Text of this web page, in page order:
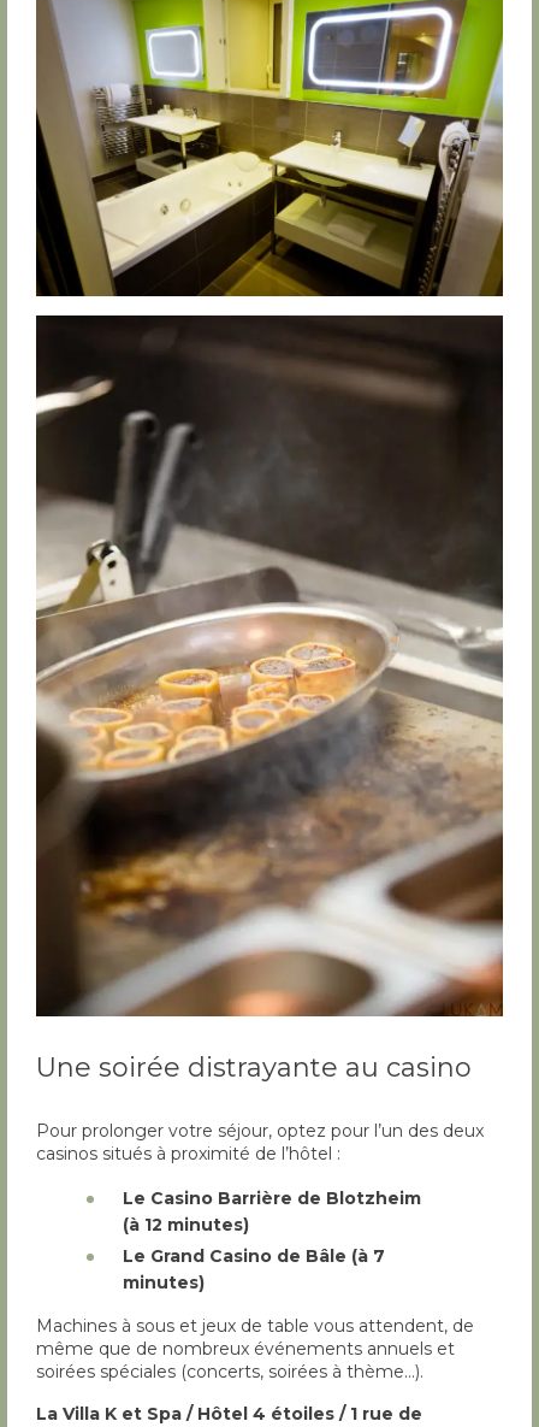
Une soirée distrayante au casino
Pour prolonger votre séjour, optez pour l’un des deux
casinos situés à proximité de l’hôtel :
Le Casino Barrière de Blotzheim
(à 12 minutes)
Le Grand Casino de Bâle (à 7
minutes)
Machines à sous et jeux de table vous attendent, de
même que de nombreux événements annuels et
soirées spéciales (concerts, soirées à thème…).
La Villa K et Spa / Hôtel 4 étoiles / 1 rue de